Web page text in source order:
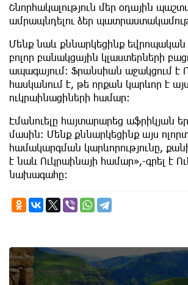
Շնորհակալություն մեր օդային
ամրապնդելու ձեր
Մենք նաև քննարկեցինք եվրոպական
բոլոր բանակցային կլաստերների
ապագայում։ Ֆրանսիան աջակցում է
հասկանում է, թե որքան կարևոր է այս
ուկրաինացիների համար։
Էմանուելը հայտարարեց աֆրիկյան
մասին։ Մենք քննարկեցինք այս
համակարգման կարևորությունը,
է նաև Ուկրաինայի համար»,-գրել է
նախագահը։
8th of